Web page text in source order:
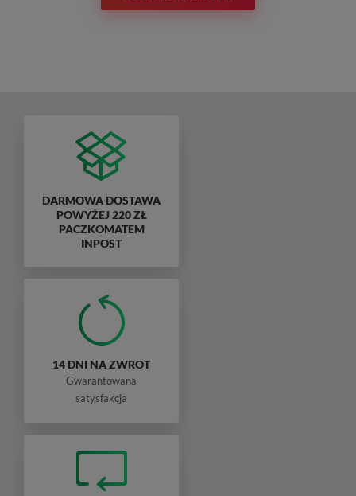
DARMOWA DOSTAWA
POWYŻEJ 220 ZŁ
PACZKOMATEM
INPOST
14 DNI NA ZWROT
Gwarantowana
satysfakcja